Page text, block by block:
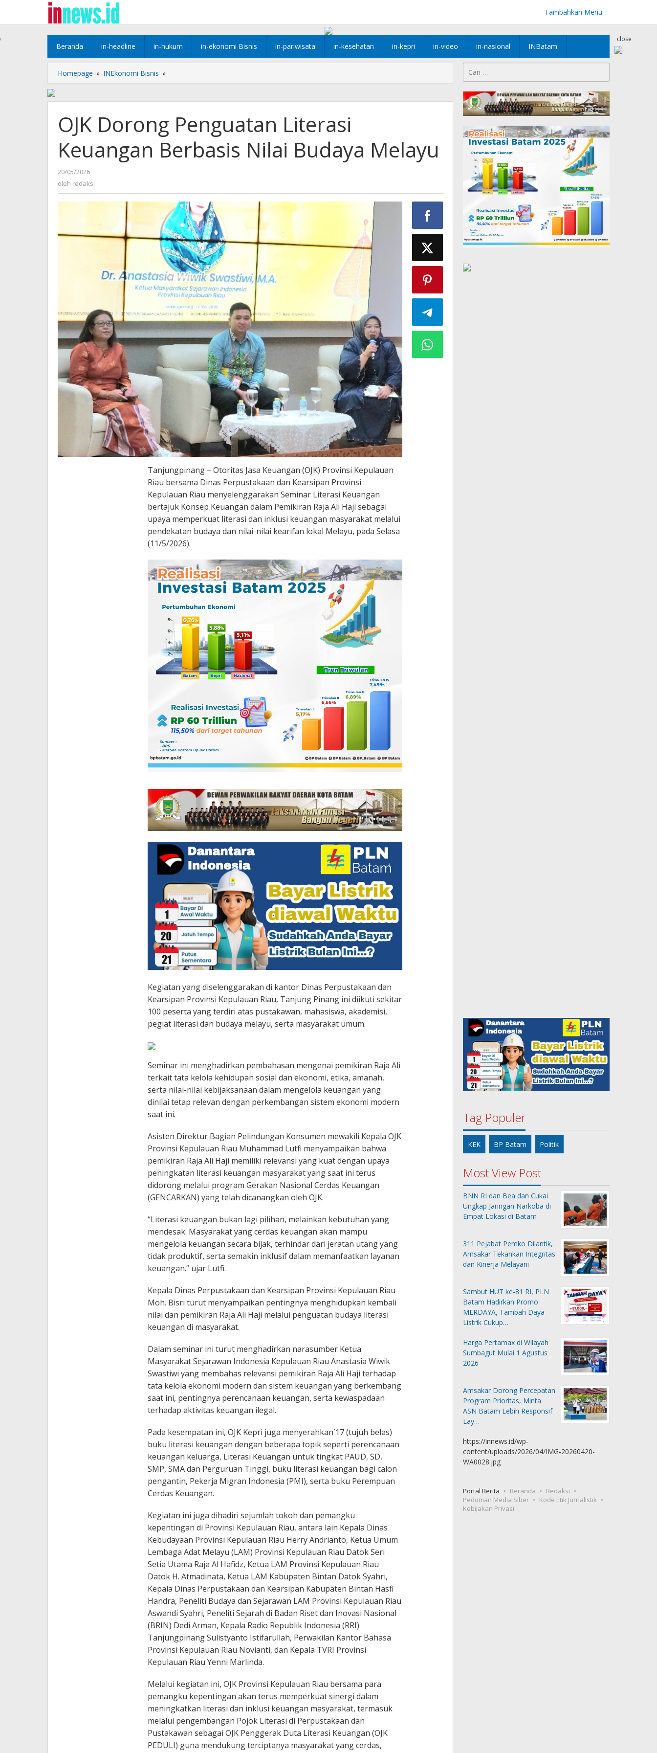
konten
Tambahkan Menu
Beranda in-headline in-hukum in-ekonomi Bisnis in-pariwisata in-kesehatan in-kepri in-video in-nasional INBatam
close
Homepage » INEkonomi Bisnis »
Dorong
Literasi
Berbasis
Nilai
Budaya
Melayu
OJK Dorong Penguatan Literasi
Keuangan Berbasis Nilai Budaya Melayu
20/05/2026
redaksi
oleh redaksi
Tanjungpinang – Otoritas Jasa Keuangan (OJK) Provinsi Kepulauan
Riau bersama Dinas Perpustakaan dan Kearsipan Provinsi
Kepulauan Riau menyelenggarakan Seminar Literasi Keuangan
bertajuk Konsep Keuangan dalam Pemikiran Raja Ali Haji sebagai
upaya memperkuat literasi dan inklusi keuangan masyarakat melalui
pendekatan budaya dan nilai-nilai kearifan lokal Melayu, pada Selasa
(11/5/2026).
Kegiatan yang diselenggarakan di kantor Dinas Perpustakaan dan
Kearsipan Provinsi Kepulauan Riau, Tanjung Pinang ini diikuti sekitar
100 peserta yang terdiri atas pustakawan, mahasiswa, akademisi,
pegiat literasi dan budaya melayu, serta masyarakat umum.
Seminar ini menghadirkan pembahasan mengenai pemikiran Raja Ali
terkait tata kelola kehidupan sosial dan ekonomi, etika, amanah,
serta nilai-nilai kebijaksanaan dalam mengelola keuangan yang
dinilai tetap relevan dengan perkembangan sistem ekonomi modern
saat ini.
Asisten Direktur Bagian Pelindungan Konsumen mewakili Kepala OJK
Provinsi Kepulauan Riau Muhammad Lutfi menyampaikan bahwa
pemikiran Raja Ali Haji memiliki relevansi yang kuat dengan upaya
peningkatan literasi keuangan masyarakat yang saat ini terus
didorong melalui program Gerakan Nasional Cerdas Keuangan
(GENCARKAN) yang telah dicanangkan oleh OJK.
“Literasi keuangan bukan lagi pilihan, melainkan kebutuhan yang
mendesak. Masyarakat yang cerdas keuangan akan mampu
mengelola keuangan secara bijak, terhindar dari jeratan utang yang
tidak produktif, serta semakin inklusif dalam memanfaatkan layanan
keuangan.” ujar Lutfi.
Kepala Dinas Perpustakaan dan Kearsipan Provinsi Kepulauan Riau
Moh. Bisri turut menyampaikan pentingnya menghidupkan kembali
nilai dan pemikiran Raja Ali Haji melalui penguatan budaya literasi
keuangan di masyarakat.
Dalam seminar ini turut menghadirkan narasumber Ketua
Masyarakat Sejarawan Indonesia Kepulauan Riau Anastasia Wiwik
Swastiwi yang membahas relevansi pemikiran Raja Ali Haji terhadap
tata kelola ekonomi modern dan sistem keuangan yang berkembang
saat ini, pentingnya perencanaan keuangan, serta kewaspadaan
terhadap aktivitas keuangan ilegal.
Pada kesempatan ini, OJK Kepri juga menyerahkan`17 (tujuh belas)
buku literasi keuangan dengan beberapa topik seperti perencanaan
keuangan keluarga, Literasi Keuangan untuk tingkat PAUD, SD,
SMP, SMA dan Perguruan Tinggi, buku literasi keuangan bagi calon
pengantin, Pekerja Migran Indonesia (PMI), serta buku Perempuan
Cerdas Keuangan.
Kegiatan ini juga dihadiri sejumlah tokoh dan pemangku
kepentingan di Provinsi Kepulauan Riau, antara lain Kepala Dinas
Kebudayaan Provinsi Kepulauan Riau Herry Andrianto, Ketua Umum
Lembaga Adat Melayu (LAM) Provinsi Kepulauan Riau Datok Seri
Setia Utama Raja Al Hafidz, Ketua LAM Provinsi Kepulauan Riau
Datok H. Atmadinata, Ketua LAM Kabupaten Bintan Datok Syahri,
Kepala Dinas Perpustakaan dan Kearsipan Kabupaten Bintan Hasfi
Handra, Peneliti Budaya dan Sejarawan LAM Provinsi Kepulauan Riau
Aswandi Syahri, Peneliti Sejarah di Badan Riset dan Inovasi Nasional
(BRIN) Dedi Arman, Kepala Radio Republik Indonesia (RRI)
Tanjungpinang Sulistyanto Istifarullah, Perwakilan Kantor Bahasa
Provinsi Kepulauan Riau Novianti, dan Kepala TVRI Provinsi
Kepulauan Riau Yenni Marlinda.
Melalui kegiatan ini, OJK Provinsi Kepulauan Riau bersama para
pemangku kepentingan akan terus memperkuat sinergi dalam
meningkatkan literasi dan inklusi keuangan masyarakat, termasuk
melalui pengembangan Pojok Literasi di Perpustakaan dan
Pustakawan sebagai OJK Penggerak Duta Literasi Keuangan (OJK
PEDULI) guna mendukung terciptanya masyarakat yang cerdas,
untuk:
Tag Populer
KEK BP Batam Politik
Most View Post
BNN RI dan Bea dan Cukai
Ungkap Jaringan Narkoba di
Empat Lokasi di Batam
311 Pejabat Pemko Dilantik,
Amsakar Tekankan Integritas
dan Kinerja Melayani
Sambut HUT ke-81 RI, PLN
Batam Hadirkan Promo
MERDAYA, Tambah Daya
Listrik Cukup…
Harga Pertamax di Wilayah
Sumbagut Mulai 1 Agustus
2026
Amsakar Dorong Percepatan
Program Prioritas, Minta
ASN Batam Lebih Responsif
Lay…
https://innews.id/wp-
content/uploads/2026/04/IMG-20260420-
WA0028.jpg
Portal Berita Beranda
Redaksi
Pedoman Media Siber
Kode Etik Jurnalistik
Kebijakan Privasi